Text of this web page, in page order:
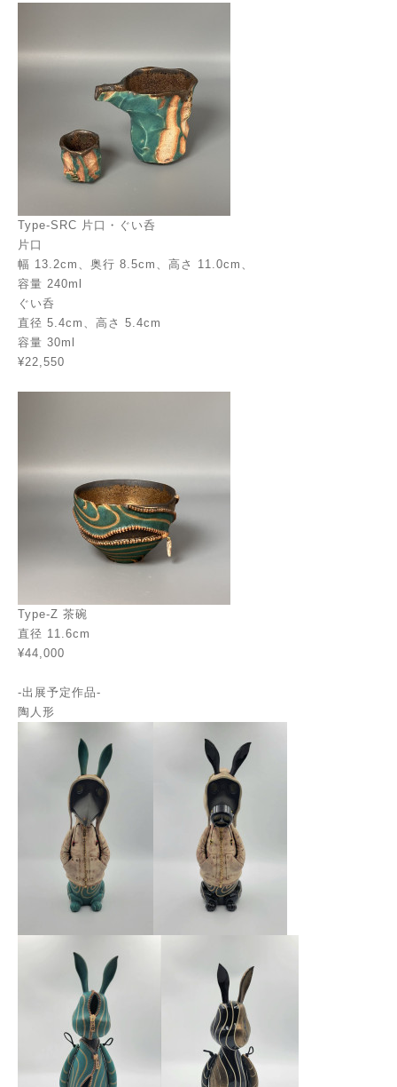
Type-SRC 片口・ぐい呑
片口
幅 13.2cm、奥行 8.5cm、高さ 11.0cm、
容量 240ml
ぐい呑
直径 5.4cm、高さ 5.4cm
容量 30ml
¥22,550
Type-Z 茶碗
直径 11.6cm
¥44,000
-出展予定作品-
陶人形